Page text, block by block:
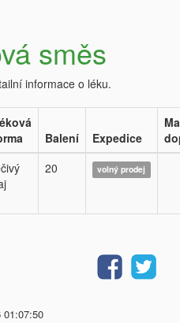
směs
informace o léku.
Balení Expedice
20 volný prodej